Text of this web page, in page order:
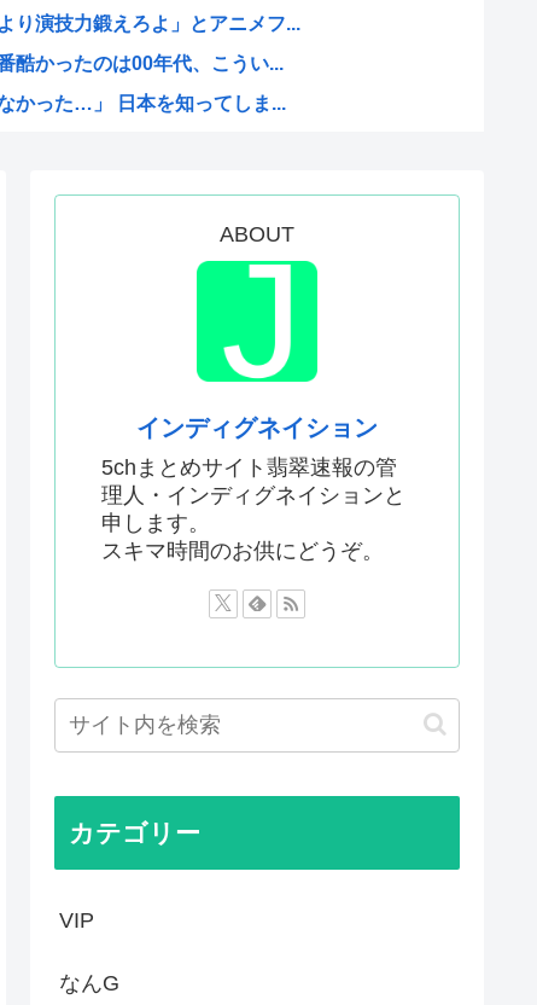
り演技力鍛えろよ」とアニメフ...
酷かったのは00年代、こうい...
かった…」 日本を知ってしま...
らない、可愛い女の子も作れ...
父安倍晋三が天国から帰ってく...
2002年W杯で韓国が審...
性接待やってるんじゃないです...
議し、強く非難した」
怪獣ヤニねこ鉄ジャン天幕きみ...
に 25年度37% 主要先進...
対する当てつけで、日本の制止...
闘「近く終結するだろう」と表...
、国際審判員らを性接待
なんかよりも「心の揺れ動く少...
景気が悪いのはオバマのせい」
乳首を晒すも抜けない
則堅持をはっきり言わなかった...
ーパーは台風のおかげでこうな...
ABOUT
インディグネイション
5chまとめサイト翡翠速報の管
理人・インディグネイションと
申します。
スキマ時間のお供にどうぞ。
カテゴリー
VIP
なんG